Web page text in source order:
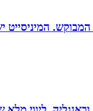
המיניסייט